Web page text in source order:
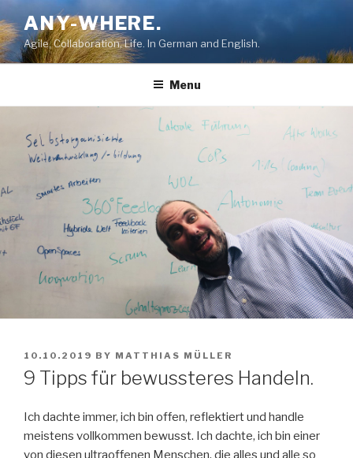
Skip
to
content
ANY-WHERE.
Agile, Collaboration, Life. In German and English.
Menu
POSTED
ON
10.10.2019 BY MATTHIAS MÜLLER
9 Tipps für bewussteres Handeln.
Ich dachte immer, ich bin offen, reflektiert und handle
meistens vollkommen bewusst. Ich dachte, ich bin einer
von diesen ultraoffenen Menschen, die alles und alle so